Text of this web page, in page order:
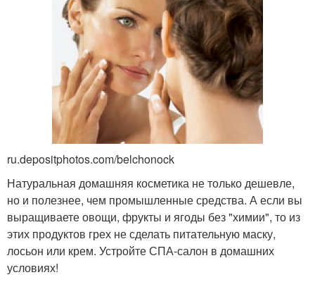
ru.depositphotos.com/belchonock
Натуральная домашняя косметика не только дешевле,
но и полезнее, чем промышленные средства. А если вы
выращиваете овощи, фрукты и ягоды без "химии", то из
этих продуктов грех не сделать питательную маску,
лосьон или крем. Устройте СПА-салон в домашних
условиях!